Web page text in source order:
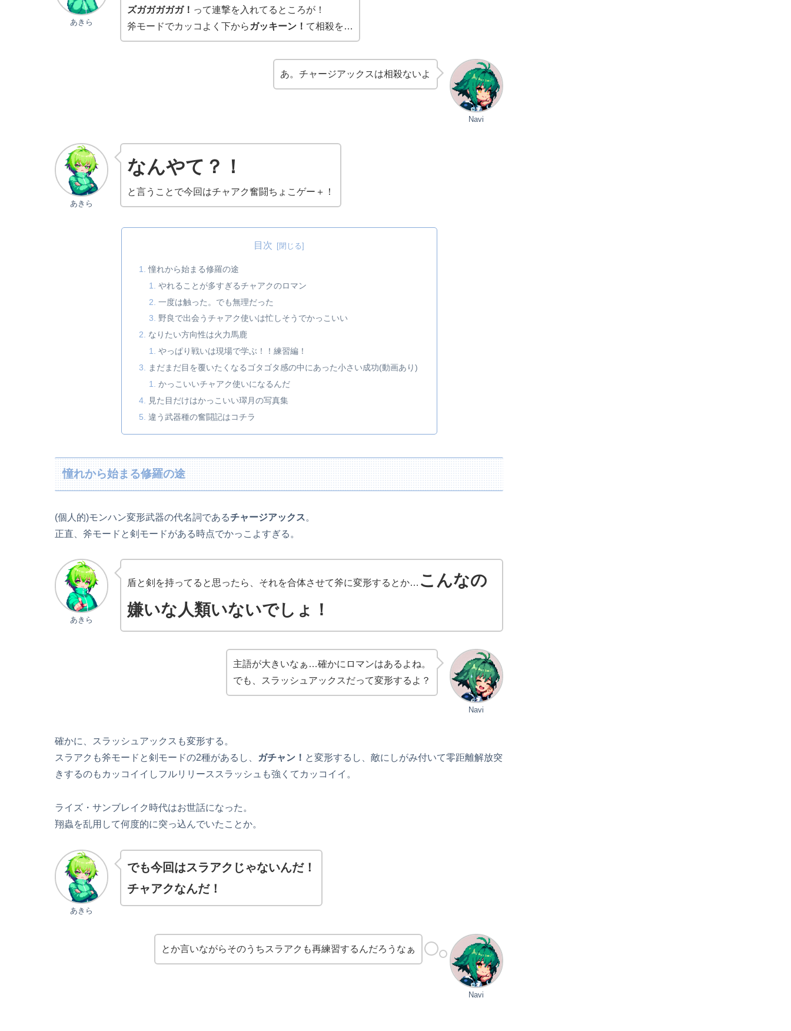
あきら
ズガガガガガ！ って連撃を入れてるところが！
斧モードでカッコよく下から ガッキーン！ て相殺を…
Navi
あ。チャージアックスは相殺ないよ
あきら
なんやて？！
と言うことで今回はチャアク奮闘ちょこゲー＋！
目次
憧れから始まる修羅の途
やれることが多すぎるチャアクのロマン
一度は触った。でも無理だった
野良で出会うチャアク使いは忙しそうでかっこいい
なりたい方向性は火力馬鹿
やっぱり戦いは現場で学ぶ！！練習編！
まだまだ目を覆いたくなるゴタゴタ感の中にあった小さい成功(動画あり)
かっこいいチャアク使いになるんだ
見た目だけはかっこいい璻月の写真集
違う武器種の奮闘記はコチラ
憧れから始まる修羅の途
(個人的)モンハン変形武器の代名詞であるチャージアックス。
正直、斧モードと剣モードがある時点でかっこよすぎる。
あきら
盾と剣を持ってると思ったら、それを合体させて斧に変形するとか… こんなの
嫌いな人類いないでしょ！
Navi
主語が大きいなぁ…確かにロマンはあるよね。
でも、スラッシュアックスだって変形するよ？
確かに、スラッシュアックスも変形する。
スラアクも斧モードと剣モードの2種があるし、 ガチャン！ と変形するし、敵にしがみ付いて零距離解放突
きするのもカッコイイしフルリリーススラッシュも強くてカッコイイ。
ライズ・サンブレイク時代はお世話になった。
翔蟲を乱用して何度的に突っ込んでいたことか。
あきら
でも今回はスラアクじゃないんだ！
チャアクなんだ！
Navi
とか言いながらそのうちスラアクも再練習するんだろうなぁ